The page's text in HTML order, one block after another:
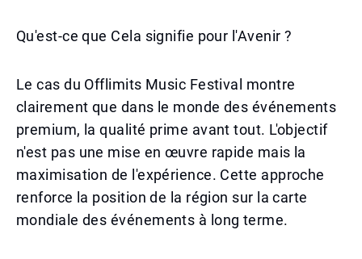
Qu'est-ce que Cela signifie pour l'Avenir ?
Le cas du Offlimits Music Festival montre
clairement que dans le monde des événements
premium, la qualité prime avant tout. L'objectif
n'est pas une mise en œuvre rapide mais la
maximisation de l'expérience. Cette approche
renforce la position de la région sur la carte
mondiale des événements à long terme.